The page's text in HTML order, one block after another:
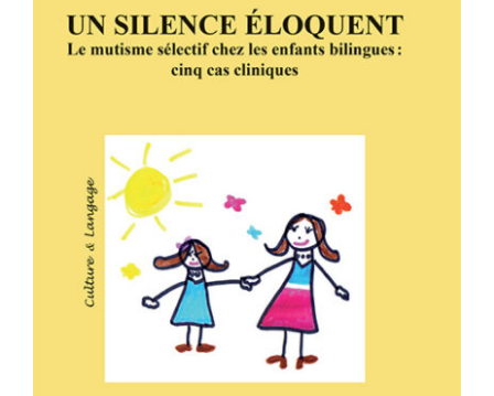
UN SILENCE ÉLOQUENT – Le
mutisme sélectif chez les enfants
bilingues : cinq cas cliniques